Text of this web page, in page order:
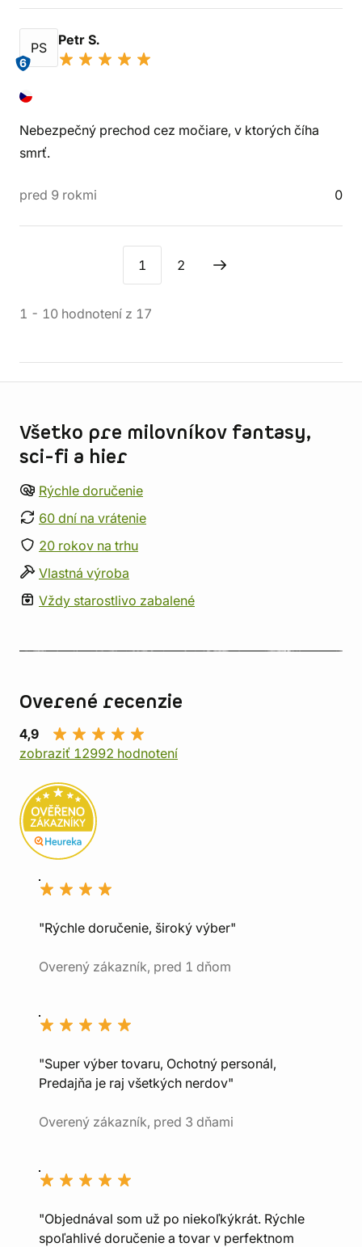
PS
6
Petr S.
Nebezpečný prechod cez močiare, v ktorých číha
smrť.
pred 9 rokmi 0
1 2
1 - 10 hodnotení z 17
Všetko pre milovníkov fantasy,
sci-fi a hier
Rýchle doručenie
60 dní na vrátenie
20 rokov na trhu
Vlastná výroba
Vždy starostlivo zabalené
Overené recenzie
4,9
zobraziť 12992 hodnotení
"Rýchle doručenie, široký výber"
Overený zákazník, pred 1 dňom
"Super výber tovaru, Ochotný personál,
Predajňa je raj všetkých nerdov"
Overený zákazník, pred 3 dňami
"Objednával som už po niekoľkýkrát. Rýchle
spoľahlivé doručenie a tovar v perfektnom